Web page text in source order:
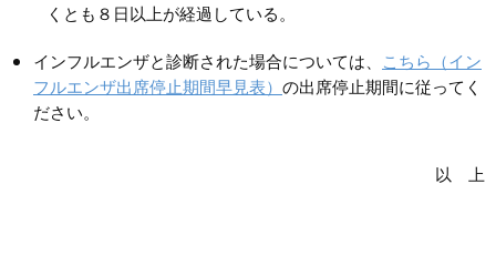
くとも８日以上が経過している。
インフルエンザと診断された場合については、 こちら（イン
フルエンザ出席停止期間早見表） の出席停止期間に従ってく
ださい。
以 上